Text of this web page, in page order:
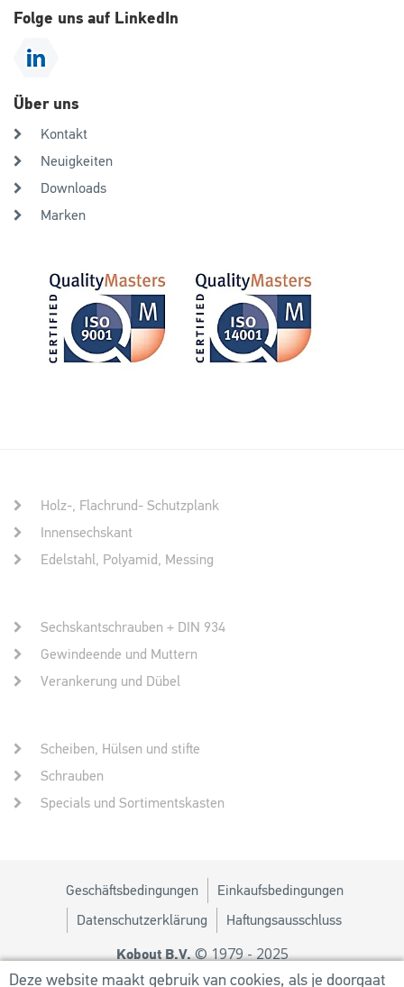
Deze website maakt gebruik van cookies, als je doorgaat
Folge uns auf LinkedIn
Über uns
Kontakt
Neuigkeiten
Downloads
Marken
Holz-, Flachrund- Schutzplank
Innensechskant
Edelstahl, Polyamid, Messing
Sechskantschrauben + DIN 934
Gewindeende und Muttern
Verankerung und Dübel
Scheiben, Hülsen und stifte
Schrauben
Specials und Sortimentskasten
Geschäftsbedingungen Einkaufsbedingungen
Datenschutzerklärung Haftungsausschluss
Kobout B.V.© 1979 - 2025
Design von MM